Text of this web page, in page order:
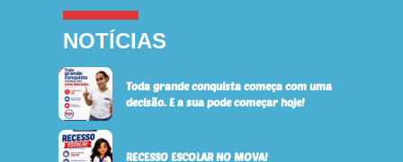
NOTÍCIAS
Toda grande conquista começa com uma
decisão. E a sua pode começar hoje!
RECESSO ESCOLAR NO MOVA!